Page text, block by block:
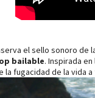
el sello sonoro de
bailable. Inspirada
la fugacidad de la vida